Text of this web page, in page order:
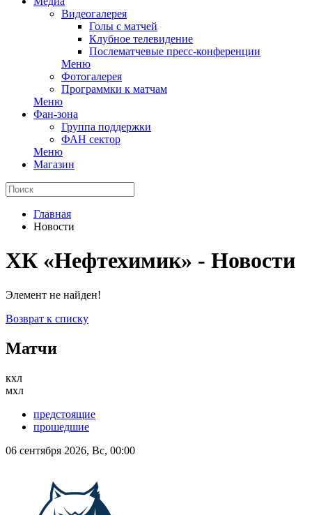
Видеогалерея
Голы с матчей
Клубное телевидение
Послематчевые пресс-конференции
Меню
Фотогалерея
Программки к матчам
Меню
Фан-зона
Группа поддержки
ФАН сектор
Меню
Магазин
Главная
Новости
ХК «Нефтехимик» - Новости
Элемент не найден!
Возврат к списку
Матчи
кхл
мхл
предстоящие
прошедшие
06 сентября 2026, Вс, 00:00